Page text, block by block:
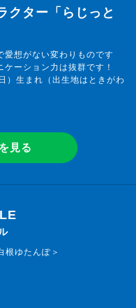
クター「らじっと
愛想がない変わりものです
ーション力は抜群です！
）生まれ（出生地はときがわ
見る
ゆたんぽ＞